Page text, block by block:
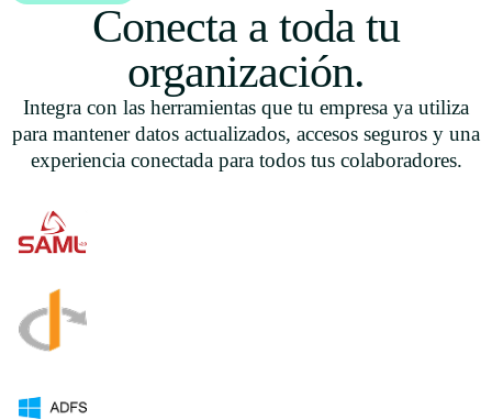
Conecta a toda tu
organización.
Integra con las herramientas que tu empresa ya utiliza
para mantener datos actualizados, accesos seguros y una
experiencia conectada para todos tus colaboradores.